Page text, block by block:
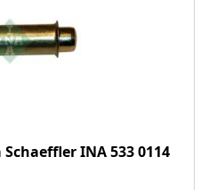
Schaeffler INA533 0114